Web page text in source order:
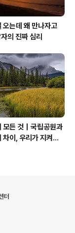
오는데 왜 만나자고
의 진짜 심리
모든 것｜국립공원과
차이, 우리가 지켜야
터